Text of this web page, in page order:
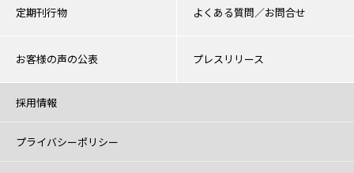
定期刊行物 よくある質問／お問合せ
お客様の声の公表 プレスリリース
採用情報
プライバシーポリシー